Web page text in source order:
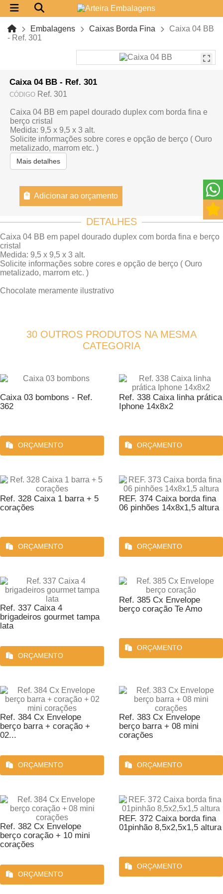
Embalagens Caixas Borda Fina
Caixa 04 BB
- Ref. 301
Caixa 04 BB - Ref. 301
CÓDIGO Ref. 301
Caixa 04 BB em papel dourado duplex com borda fina e
berço cristal
Medida: 9,5 x 9,5 x 3 alt.
Solicite informações sobre cores e opção de berço ( Ouro
metalizado, marrom etc. )
Mais detalhes
Adicionar ao orçamento
DETALHES
Caixa 04 BB em papel dourado duplex com borda fina e berço
cristal
Medida: 9,5 x 9,5 x 3 alt.
Solicite informações sobre cores e opção de berço ( Ouro
metalizado, marrom etc. )
Chocolate meramente ilustrativo
30 OUTROS PRODUTOS NA MESMA
CATEGORIA
Caixa 03 bombons - Ref.
362
ORÇAMENTO
Ref. 338 Caixa linha prática
Iphone 14x8x2
ORÇAMENTO
Ref. 328 Caixa 1 barra + 5
corações
ORÇAMENTO
REF. 374 Caixa borda fina
06 pinhões 14x8x1,5 altura
ORÇAMENTO
Ref. 337 Caixa 4
brigadeiros gourmet tampa
lata
ORÇAMENTO
Ref. 385 Cx Envelope
berço coração Te Amo
ORÇAMENTO
Ref. 384 Cx Envelope
berço barra + coração +
02...
ORÇAMENTO
Ref. 383 Cx Envelope
berço barra + 08 mini
corações
ORÇAMENTO
Ref. 382 Cx Envelope
berço coração + 10 mini
corações
ORÇAMENTO
REF. 372 Caixa borda fina
01pinhão 8,5x2,5x1,5 altura
ORÇAMENTO